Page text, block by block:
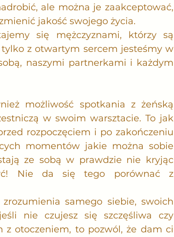
ale można je zaakceptować,
jakość swojego życia.
się mężczyznami, którzy są
z otwartym sercem jesteśmy w
naszymi partnerkami i każdym
możliwość spotkania z żeńską
w swoim warsztacie. To jak
rozpoczęciem i po zakończeniu
momentów jakie można sobie
ze sobą w prawdzie nie kryjąc
Nie da się tego porównać z
samego siebie, swoich
nie czujesz się szczęśliwa czy
z otoczeniem, to pozwól, że dam ci